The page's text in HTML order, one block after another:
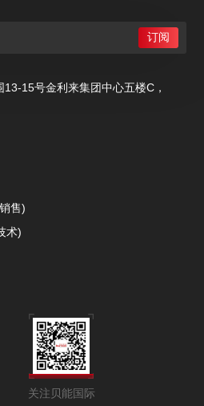
15号金利来集团中心五楼C，
售)
术)
关注贝能国际